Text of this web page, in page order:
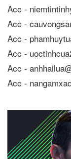
Acc -
Acc -
Acc -
Acc -
Acc -
Acc -